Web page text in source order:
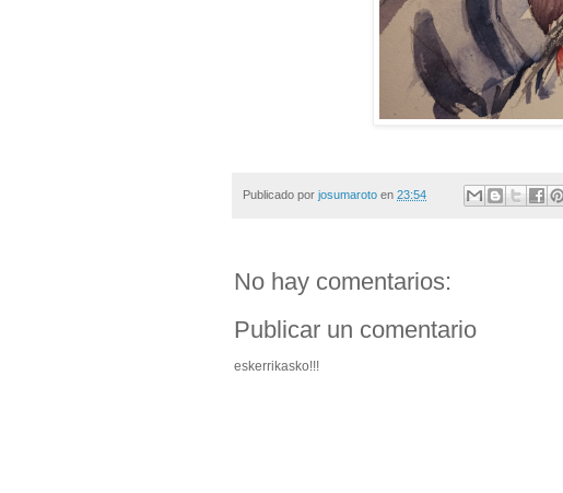
Publicado por josumaroto en 23:54
No hay comentarios:
Publicar un comentario
eskerrikasko!!!